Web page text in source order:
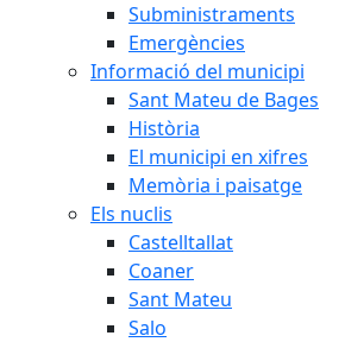
Subministraments
Emergències
Informació del municipi
Sant Mateu de Bages
Història
El municipi en xifres
Memòria i paisatge
Els nuclis
Castelltallat
Coaner
Sant Mateu
Salo